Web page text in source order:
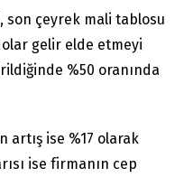
son çeyrek mali tablosu
gelir elde etmeyi
%50 oranında
artış ise %17 olarak
ise firmanın cep